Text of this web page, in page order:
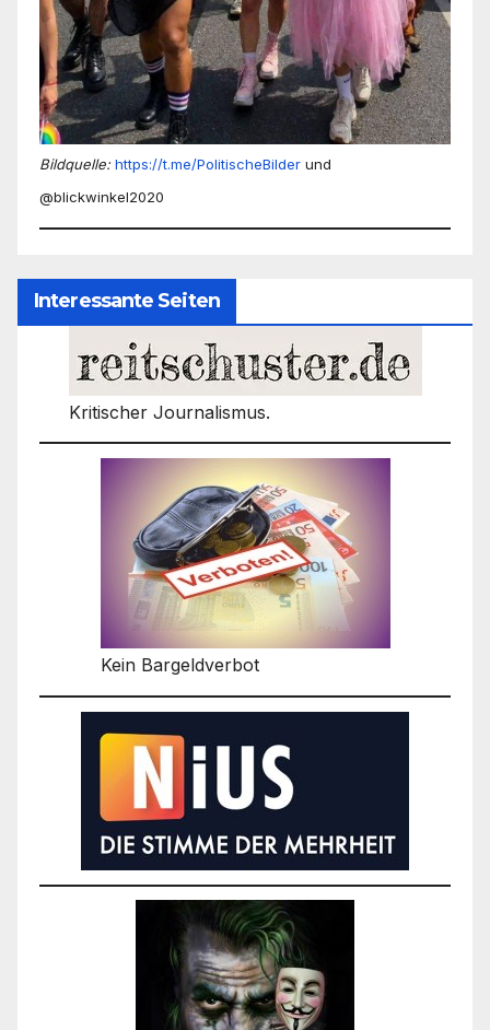
Bildquelle: https://t.me/PolitischeBilder und
@blickwinkel2020
Interessante Seiten
Kritischer Journalismus.
Kein Bargeldverbot